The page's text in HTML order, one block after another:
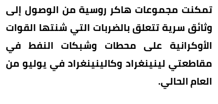
تمكنت مجموعات هاكر روسية من الوصول إلى
وثائق سرية تتعلق بالضربات التي شنتها القوات
الأوكرانية على محطات وشبكات النفط في
مقاطعتي لينينغراد وكالينينغراد في يوليو من
العام الحالي.